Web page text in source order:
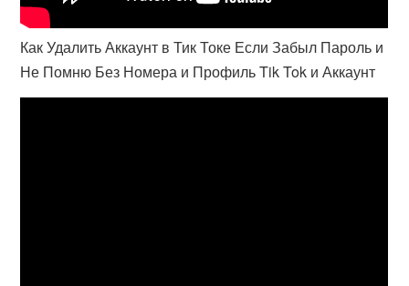
Как Удалить Аккаунт в Тик Токе Если Забыл Пароль и
Не Помню Без Номера и Профиль Tik Tok и Аккаунт